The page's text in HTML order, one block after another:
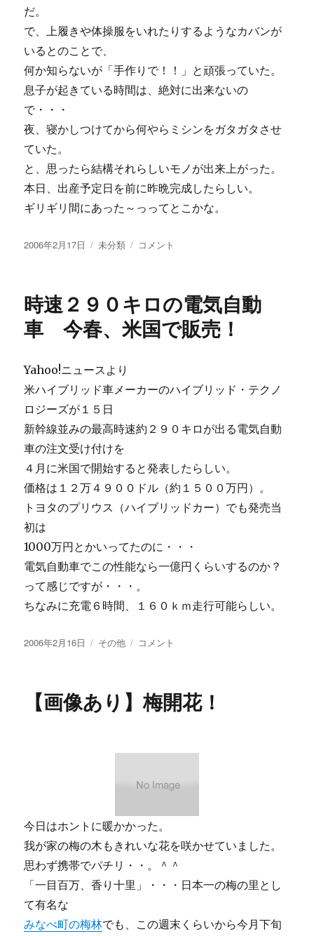
だ。
で、上履きや体操服をいれたりするようなカバンが
いるとのことで、
何か知らないが「手作りで！！」と頑張っていた。
息子が起きている時間は、絶対に出来ないの
で・・・
夜、寝かしつけてから何やらミシンをガタガタさせ
ていた。
と、思ったら結構それらしいモノが出来上がった。
本日、出産予定日を前に昨晩完成したらしい。
ギリギリ間にあった～っってとこかな。
投
2006年2月17日
カ
ー
未分類
【画
間
に
合
っ
＾
＾
コメント
時速２９０キロの電気自動
車 今春、米国で販売！
Yahoo!ニュースより
米ハイブリッド車メーカーのハイブリッド・テクノ
ロジーズが１５日
新幹線並みの最高時速約２９０キロが出る電気自動
車の注文受け付けを
４月に米国で開始すると発表したらしい。
価格は１２万４９００ドル（約１５００万円）。
トヨタのプリウス（ハイブリッドカー）でも発売当
初は
1000万円とかいってたのに・・・
電気自動車でこの性能なら一億円くらいするのか？
って感じですが・・・。
ちなみに充電６時間、１６０ｋｍ走行可能らしい。
投
2006年2月16日
カ
ー
その他
時
０
キ
自
車
今
春、
米
で
売！
コメント
【画像あり】梅開花！
今日はホントに暖かかった。
我が家の梅の木もきれいな花を咲かせていました。
思わず携帯でパチリ・・。＾＾
「一目百万、香り十里」・・・日本一の梅の里とし
て有名な
みなべ町の梅林でも、この週末くらいから今月下旬